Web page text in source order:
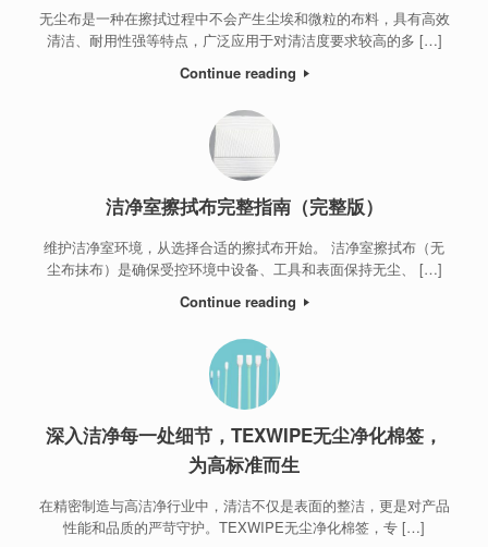
无尘布是一种在擦拭过程中不会产生尘埃和微粒的布料，具有高效
清洁、耐用性强等特点，广泛应用于对清洁度要求较高的多 […]
Continue reading
洁净室擦拭布完整指南（完整版）
维护洁净室环境，从选择合适的擦拭布开始。 洁净室擦拭布（无
尘布抹布）是确保受控环境中设备、工具和表面保持无尘、 […]
Continue reading
深入洁净每一处细节，TEXWIPE无尘净化棉签，
为高标准而生
在精密制造与高洁净行业中，清洁不仅是表面的整洁，更是对产品
性能和品质的严苛守护。TEXWIPE无尘净化棉签，专 […]